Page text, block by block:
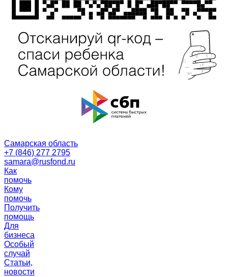
Самарская область
+7 (846) 277 2795
samara@rusfond.ru
Как
помочь
Кому
помочь
Получить
помощь
Для
бизнеса
Особый
случай
Статьи,
новости